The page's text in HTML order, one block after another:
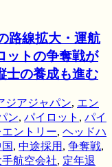
路線拡大・運航
ットの争奪戦が
士の養成も進む
ジアジャパン, エン
ン, パイロット , パイ
エントリー, ヘッドハ
, 中途採用 , 争奪戦,
手航空会社, 定年退